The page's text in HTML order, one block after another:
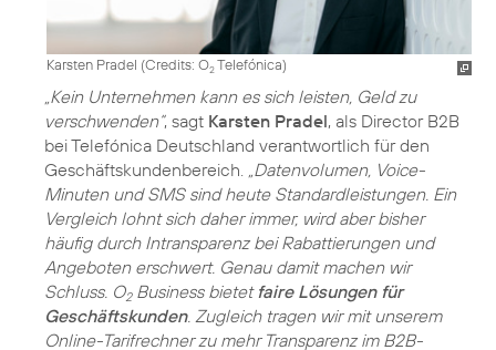
Karsten Pradel (Credits: O2Telefónica)
„Kein Unternehmen kann es sich leisten, Geld zu
verschwenden“, sagt Karsten Pradel, als Director B2B
bei Telefónica Deutschland verantwortlich für den
Geschäftskundenbereich. „Datenvolumen, Voice-
Minuten und SMS sind heute Standardleistungen. Ein
Vergleich lohnt sich daher immer, wird aber bisher
häufig durch Intransparenz bei Rabattierungen und
Angeboten erschwert. Genau damit machen wir
Schluss. O2Business bietetfaire Lösungen für
Geschäftskunden. Zugleich tragen wir mit unserem
Online-Tarifrechner zu mehr Transparenz im B2B-